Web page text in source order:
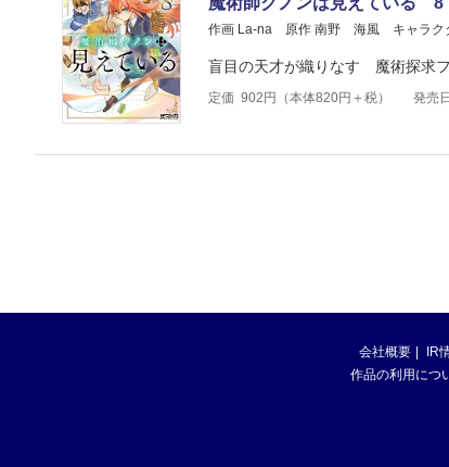
作画 La-na 原作 南野 海風 キャラク
盲目の天才が織りなす 魔術探求フ
定価 902 円（本体820円＋税） 発売
会社概要 IR
作品の利用につ